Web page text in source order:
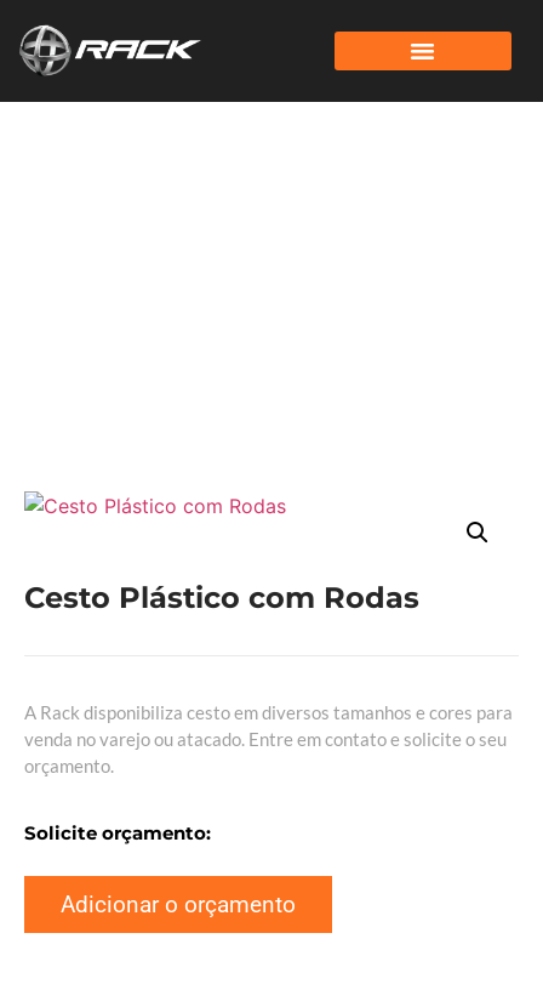
Cesto Plástico com Rodas
A Rack disponibiliza cesto em diversos tamanhos e cores para
venda no varejo ou atacado. Entre em contato e solicite o seu
orçamento.
Solicite orçamento:
Adicionar o orçamento